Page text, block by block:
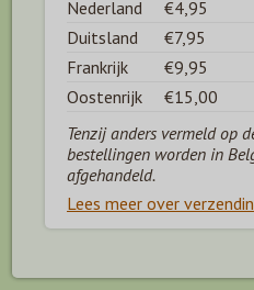
Nederland
€4,95
Duitsland
€7,95
Frankrijk
€9,95
Oostenrijk
€15,00
Tenzij anders vermeld op
bestellingen worden in
afgehandeld.
Lees meer over